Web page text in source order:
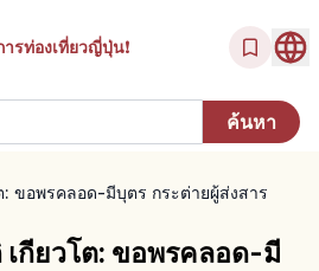
ารท่องเที่ยวญี่ปุ่น!
: ขอพรคลอด-มีบุตร กระต่ายผู้ส่งสาร
เกียวโต: ขอพรคลอด-มี